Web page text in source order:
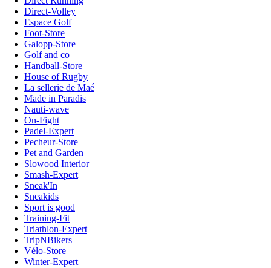
Direct-Volley
Espace Golf
Foot-Store
Galopp-Store
Golf and co
Handball-Store
House of Rugby
La sellerie de Maé
Made in Paradis
Nauti-wave
On-Fight
Padel-Expert
Pecheur-Store
Pet and Garden
Slowood Interior
Smash-Expert
Sneak'In
Sneakids
Sport is good
Training-Fit
Triathlon-Expert
TripNBikers
Vélo-Store
Winter-Expert